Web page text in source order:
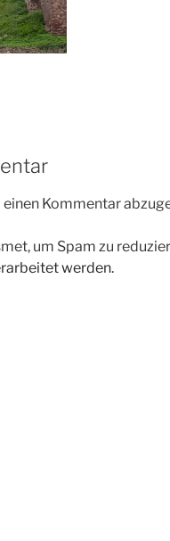
einen Kommentar
um Spam zu
werden.